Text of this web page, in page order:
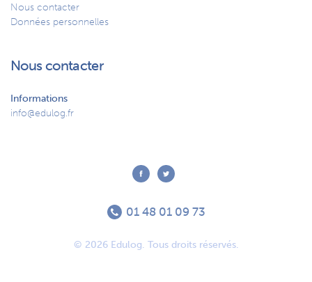
Nous contacter
Données personnelles
Nous contacter
Informations
info@edulog.fr
01 48 01 09 73
© 2026 Edulog. Tous droits réservés.